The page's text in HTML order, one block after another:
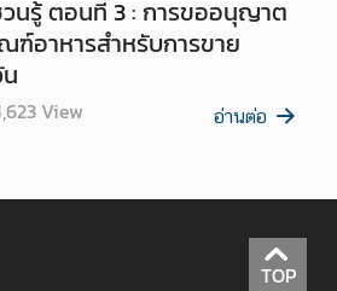
นรู้ ตอนที่ 3 : การขออนุญาต
อาหารสำหรับการขาย
View อ่านต่อ
TOP